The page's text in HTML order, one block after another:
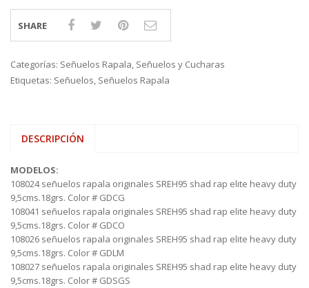
SHARE
Categorías: Señuelos Rapala, Señuelos y Cucharas
Etiquetas: Señuelos, Señuelos Rapala
DESCRIPCIÓN
MODELOS:
108024 señuelos rapala originales SREH95 shad rap elite heavy duty
9,5cms.18grs. Color # GDCG
108041 señuelos rapala originales SREH95 shad rap elite heavy duty
9,5cms.18grs. Color # GDCO
108026 señuelos rapala originales SREH95 shad rap elite heavy duty
9,5cms.18grs. Color # GDLM
108027 señuelos rapala originales SREH95 shad rap elite heavy duty
9,5cms.18grs. Color # GDSGS